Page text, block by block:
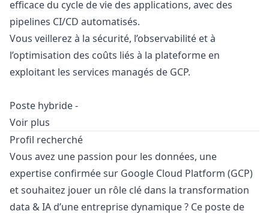
efficace du cycle de vie des applications, avec des
pipelines CI/CD automatisés.
Vous veillerez à la sécurité, l’observabilité et à
l’optimisation des coûts liés à la plateforme en
exploitant les services managés de GCP.
Poste hybride -
Voir plus
Profil recherché
Vous avez une passion pour les données, une
expertise confirmée sur Google Cloud Platform (GCP)
et souhaitez jouer un rôle clé dans la transformation
data & IA d’une entreprise dynamique ? Ce poste de